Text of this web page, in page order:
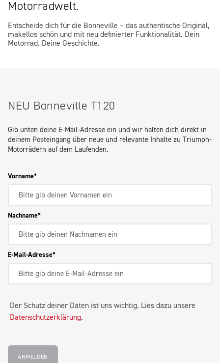
Motorradwelt.
Entscheide dich für die Bonneville – das authentische Original,
makellos schön und mit neu definierter Funktionalität. Dein
Motorrad. Deine Geschichte.
NEU Bonneville T120
Gib unten deine E-Mail-Adresse ein und wir halten dich direkt in
deinem Posteingang über neue und relevante Inhalte zu Triumph-
Motorrädern auf dem Laufenden.
Vorname
Nachname
E-Mail-Adresse
Der Schutz deiner Daten ist uns wichtig. Lies dazu unsere
Datenschutzerklärung.
ANMELDEN